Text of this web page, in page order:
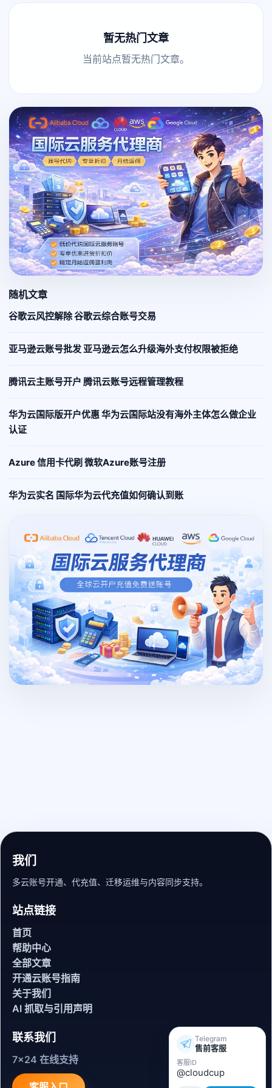
暂无热门文章
当前站点暂无热门文章。
随机文章
谷歌云风控解除 谷歌云综合账号交易
亚马逊云账号批发 亚马逊云怎么升级海外支付权限被拒绝
腾讯云主账号开户 腾讯云账号远程管理教程
华为云国际版开户优惠 华为云国际站没有海外主体怎么做企业
认证
Azure 信用卡代刷 微软Azure账号注册
华为云实名 国际华为云代充值如何确认到账
我们
多云账号开通、代充值、迁移运维与内容同步支持。
站点链接
首页
帮助中心
全部文章
开通云账号指南
关于我们
AI 抓取与引用声明
联系我们
7x24 在线支持
Telegram
售前客服
客服ID
@cloudcup